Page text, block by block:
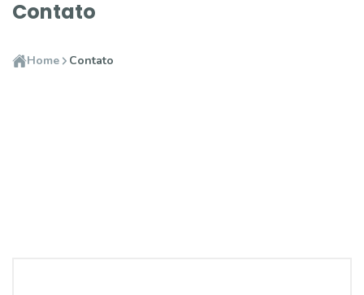
Contato
Home Contato